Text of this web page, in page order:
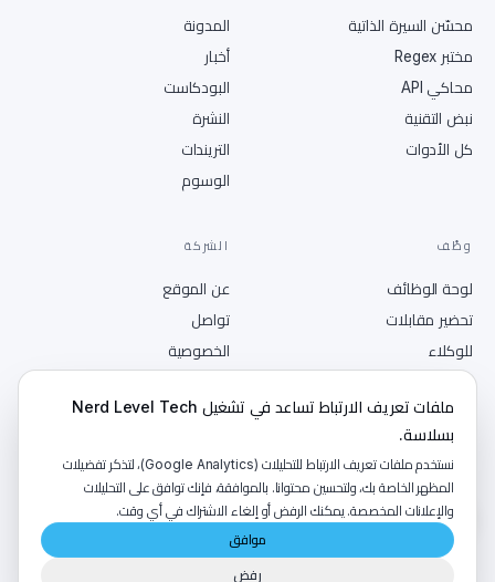
محسّن السيرة الذاتية
مختبر Regex
محاكي API
نبض التقنية
كل الأدوات
المدونة
أخبار
البودكاست
النشرة
التريندات
الوسوم
وظّف
لوحة الوظائف
تحضير مقابلات
للوكلاء
انشر وظيفة
الشركة
عن الموقع
تواصل
الخصوصية
RSS
2026
ملفات تعريف الارتباط تساعد في تشغيل Nerd Level Tech
بسلاسة.
نستخدم ملفات تعريف الارتباط للتحليلات (Google Analytics)، لتذكر تفضيلات
المظهر الخاصة بك، ولتحسين محتوانا. بالموافقة، فإنك توافق على التحليلات
والإعلانات المخصصة. يمكنك الرفض أو إلغاء الاشتراك في أي وقت.
موافق
رفض